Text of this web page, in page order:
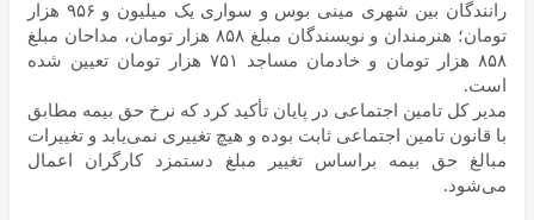
رانندگان بین شهری مینی بوس و سواری یک میلیون و ۹۵۶ هزار
تومان؛ هنرمندان و نویسندگان مبلغ ۸۵۸ هزار تومان، مداحان مبلغ
۸۵۸ هزار تومان و خادمان مساجد ۷۵۱ هزار تومان تعیین شده
است.
مدیر کل تامین اجتماعی در پایان تأکید کرد که نرخ حق بیمه مطابق
با قانون تامین اجتماعی ثابت بوده و هیچ تغییری نمی‌یابد و تغییرات
مبالغ حق بیمه براساس تغییر مبلغ دستمزد کارگران اعمال
می‌شود.